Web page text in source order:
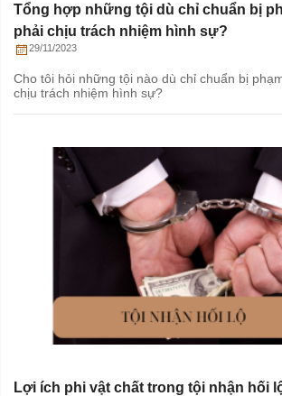
Tổng hợp những tội dù chỉ chuẩn bị
phải chịu trách nhiệm hình sự?
29/11/2023
Cho tôi hỏi những tội nào dù chỉ chuẩn bị
chịu trách nhiệm hình sự?
Lợi ích phi vật chất trong tội nhận hối